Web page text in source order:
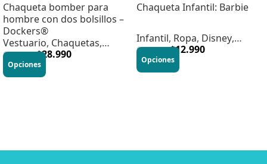
Chaqueta bomber para
hombre con dos bolsillos –
Dockers®
Vestuario, Chaquetas,
Hombre
$79.990 $28.990
Opciones
Chaqueta Infantil: Barbie
Infantil, Ropa, Disney,
Infantil,Vestuario
$22.990 $12.990
Opciones